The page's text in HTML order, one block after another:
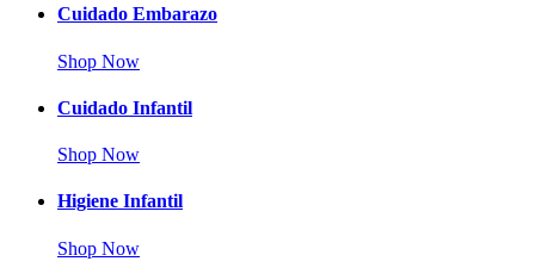
Cuidado Embarazo
Shop Now
Cuidado Infantil
Shop Now
Higiene Infantil
Shop Now